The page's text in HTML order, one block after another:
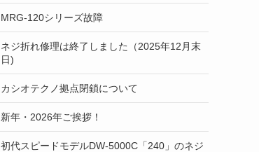
MRG-120シリーズ故障
ネジ折れ修理は終了しました（2025年12月末
日)
カシオテクノ拠点閉鎖について
新年・2026年ご挨拶！
初代スピードモデルDW-5000C「240」のネジ